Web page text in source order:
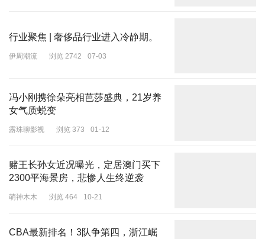
行业聚焦 | 奢侈品行业进入冷静期。
伊周潮流 浏览 2742 07-03
冯小刚携徐朵亮相芭莎盛典，21岁养
女气质蜕变
露珠聊影视 浏览 373 01-12
赌王长孙女近况曝光，定居澳门买下
2300平海景房，悲惨人生终逆袭
萌神木木 浏览 464 10-21
CBA最新排名！3队争第四，浙江崛